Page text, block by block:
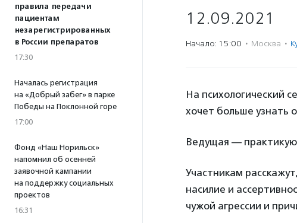
правила передачи
пациентам
незарегистрированных
в России препаратов
17:30
Началась регистрация
на «Добрый забег» в парке
Победы на Поклонной горе
17:00
Фонд «Наш Норильск»
напомнил об осенней
заявочной кампании
на поддержку социальных
проектов
16:31
12.09.2021
Начало: 15:00 · Москва ·
На психологический
хочет больше узнать
Ведущая —
Участникам
насилие и
чужой агрессии и